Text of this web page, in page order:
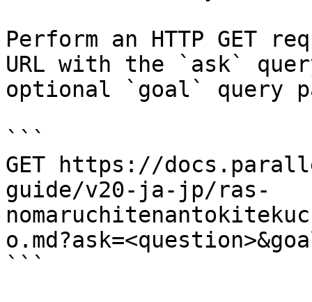
Perform an HTTP GET
URL with the `ask`
optional `goal` query
```
GET https://
guide/v20-ja-jp/ras-
```